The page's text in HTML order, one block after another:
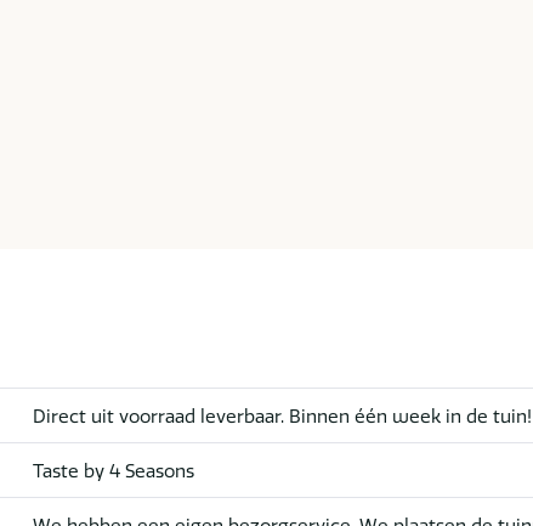
Direct uit voorraad leverbaar. Binnen één week in de tuin!
Taste by 4 Seasons